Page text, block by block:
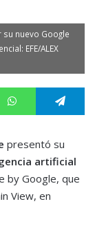
nuevo Google
EFE/ALEX
WhatsApp
presentó su
artificial
by Google, que
View, en